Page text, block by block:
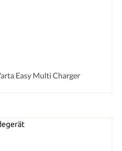
Easy Multi Charger